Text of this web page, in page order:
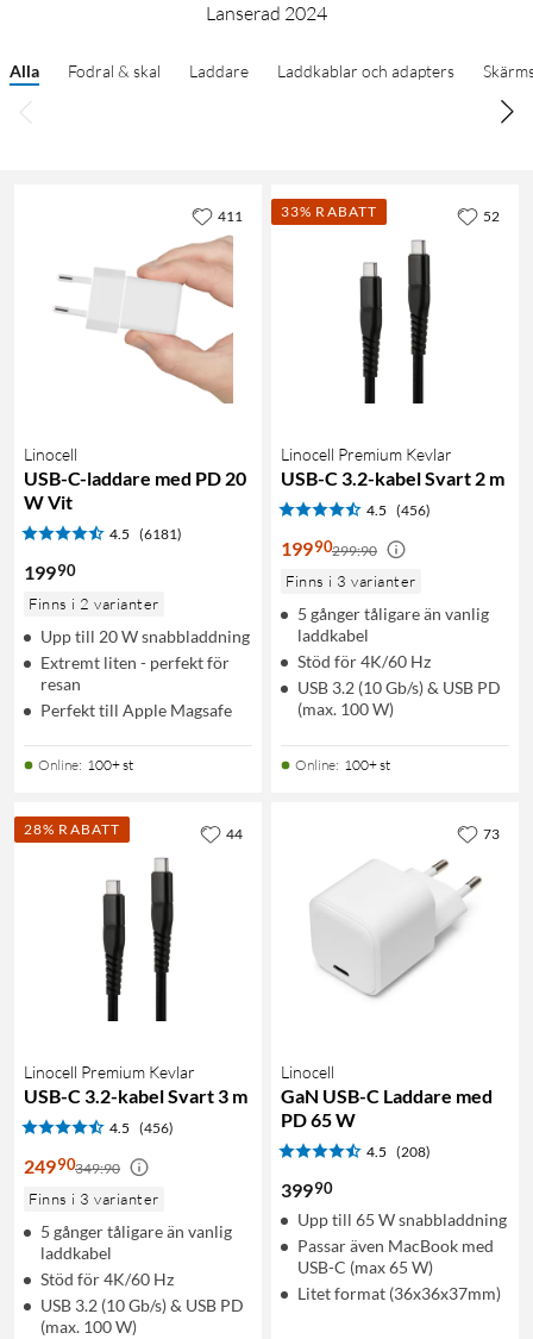
Lanserad 2024
Alla Fodral & skal Laddare Laddkablar och adapters
Linocell
USB-C-laddare med PD 20
W Vit
4.5 (6181)
19990
Finns i 2 varianter
Upp till 20 W snabbladdning
Extremt liten - perfekt för
resan
Perfekt till Apple Magsafe
Online: 100+ st
411 33% RABATT
Linocell Premium Kevlar
USB-C 3.2-kabel Svart 2 m
4.5 (456)
19990299:90
Finns i 3 varianter
5 gånger tåligare än vanlig
laddkabel
Stöd för 4K/60 Hz
USB 3.2 (10 Gb/s) & USB PD
(max. 100 W)
Online: 100+ st
52
28% RABATT
Linocell Premium Kevlar
USB-C 3.2-kabel Svart 3 m
4.5 (456)
24990349:90
Finns i 3 varianter
5 gånger tåligare än vanlig
laddkabel
Stöd för 4K/60 Hz
USB 3.2 (10 Gb/s) & USB PD
(max. 100 W)
44
Linocell
GaN USB-C Laddare med
PD 65 W
4.5 (208)
39990
Upp till 65 W snabbladdning
Passar även MacBook med
USB-C (max 65 W)
Litet format (36x36x37mm)
73